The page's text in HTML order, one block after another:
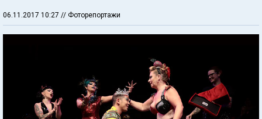
06.11.2017 10:27 // Фоторепортажи